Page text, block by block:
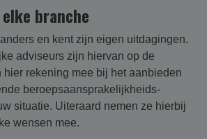
elke branche
en kent zijn eigen uitdagingen.
adviseurs zijn hiervan op de
hier rekening mee bij het aanbieden
beroepsaansprakelijk­heids­
situatie. Uiteraard nemen ze hierbij
wensen mee.